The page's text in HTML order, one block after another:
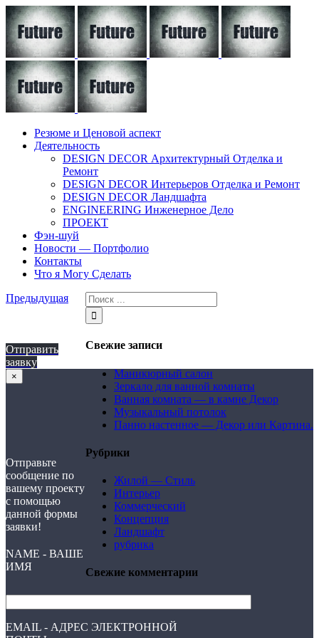
Резюме и Ценовой аспект
Деятельность
DESIGN DECOR Архитектурный Отделка и
Ремонт
DESIGN DECOR Интерьеров Отделка и Ремонт
DESIGN DECOR Ландшафта
ENGINEERING Инженерное Дело
ПРОЕКТ
Фэн-шуй
Новости — Портфолио
Контакты
Что я Могу Сделать
Предыдущая
Свежие записи
Маникюрный салон
Зеркало для ванной комнаты
Ванная комната — в камне Декор
Музыкальный потолок
Панно настенное — Декор или Картина.
Рубрики
Жилой — Стиль
Интерьер
Коммерческий
Концепция
Ландшафт
рубрика
Свежие комментарии
Отправить
заявку
×
Отправьте
сообщение по
вашему проекту
с помощью
данной формы
заявки!
NAME - ВАШЕ
ИМЯ
EMAIL - АДРЕС ЭЛЕКТРОННОЙ